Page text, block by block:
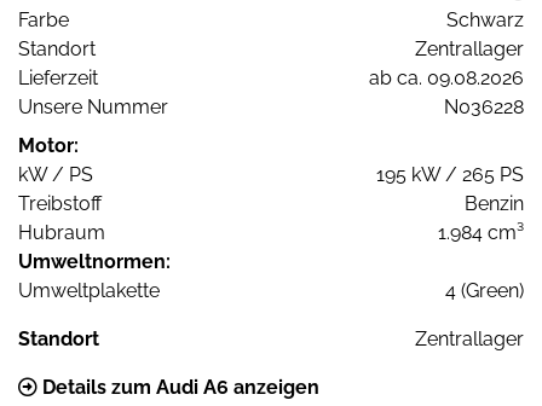
Farbe
Schwarz
Standort
Zentrallager
Lieferzeit
ab ca. 09.08.2026
Unsere Nummer
N036228
Motor:
kW / PS
195 kW / 265 PS
Treibstoff
Benzin
Hubraum
1.984 cm³
Umweltnormen:
Umweltplakette
4 (Green)
Standort Zentrallager
Details zum Audi A6 anzeigen